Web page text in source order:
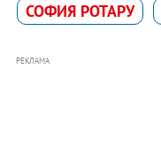
СОФИЯ РОТАРУ
РЕКЛАМА